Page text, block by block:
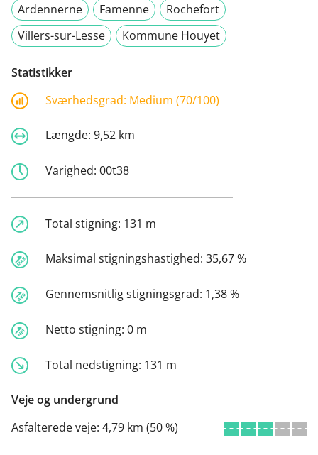
Ardennerne
Famenne
Rochefort
Villers-sur-Lesse
Kommune Houyet
Statistikker
Sværhedsgrad: Medium (70/100)
Længde: 9,52 km
Varighed: 00t38
Total stigning: 131 m
Maksimal stigningshastighed: 35,67 %
Gennemsnitlig stigningsgrad: 1,38 %
Netto stigning: 0 m
Total nedstigning: 131 m
Veje og undergrund
Asfalterede veje: 4,79 km (50 %)